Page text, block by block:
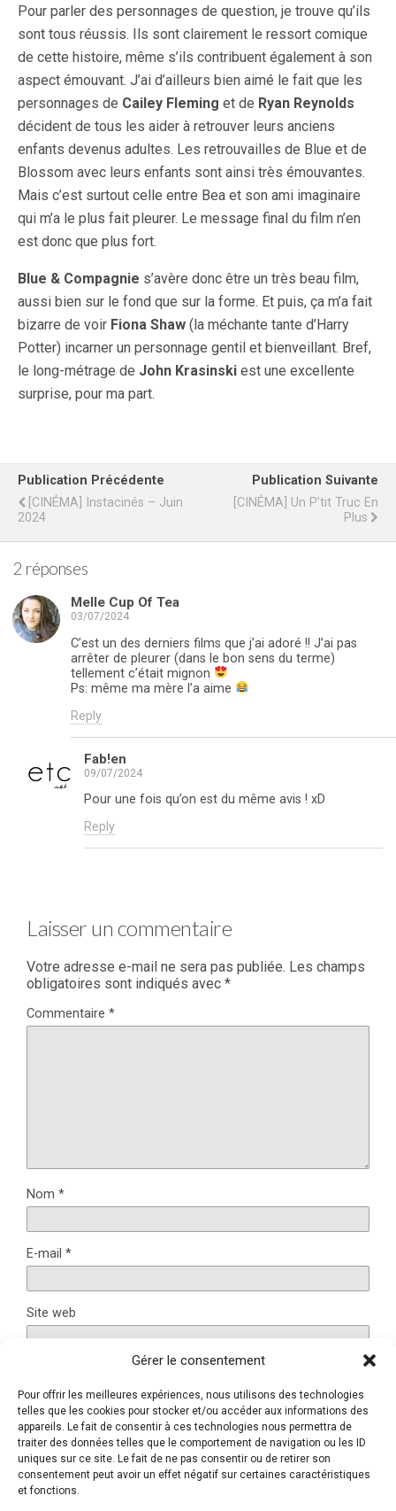
Gérer le consentement
Pour offrir les meilleures expériences, nous utilisons des technologies
telles que les cookies pour stocker et/ou accéder aux informations des
appareils. Le fait de consentir à ces technologies nous permettra de
traiter des données telles que le comportement de navigation ou les ID
uniques sur ce site. Le fait de ne pas consentir ou de retirer son
consentement peut avoir un effet négatif sur certaines caractéristiques
et fonctions.
Pour parler des personnages de question, je trouve qu’ils
sont tous réussis. Ils sont clairement le ressort comique
de cette histoire, même s’ils contribuent également à son
aspect émouvant. J’ai d’ailleurs bien aimé le fait que les
personnages de Cailey Fleming et de Ryan Reynolds
décident de tous les aider à retrouver leurs anciens
enfants devenus adultes. Les retrouvailles de Blue et de
Blossom avec leurs enfants sont ainsi très émouvantes.
Mais c’est surtout celle entre Bea et son ami imaginaire
qui m’a le plus fait pleurer. Le message final du film n’en
est donc que plus fort.
Blue & Compagnie s’avère donc être un très beau film,
aussi bien sur le fond que sur la forme. Et puis, ça m’a fait
bizarre de voir Fiona Shaw (la méchante tante d’Harry
Potter) incarner un personnage gentil et bienveillant. Bref,
le long-métrage de John Krasinski est une excellente
surprise, pour ma part.
Publication Précédente
[CINÉMA] Instacinés – Juin
2024
Publication Suivante
[CINÉMA] Un P’tit Truc En
Plus
2 réponses
Melle Cup Of Tea
03/07/2024
C’est un des derniers films que j’ai adoré !! J’ai pas
arrêter de pleurer (dans le bon sens du terme)
tellement c’était mignon
Ps: même ma mère l’a aime
Reply
Fab!en
09/07/2024
Pour une fois qu’on est du même avis ! xD
Reply
Laisser un commentaire
Votre adresse e-mail ne sera pas publiée. Les champs
obligatoires sont indiqués avec *
Commentaire *
Nom *
E-mail *
Site web
Ce site utilise Akismet pour réduire les indésirables.En
savoir plus sur la façon dont les données de vos
commentaires sont traitées.